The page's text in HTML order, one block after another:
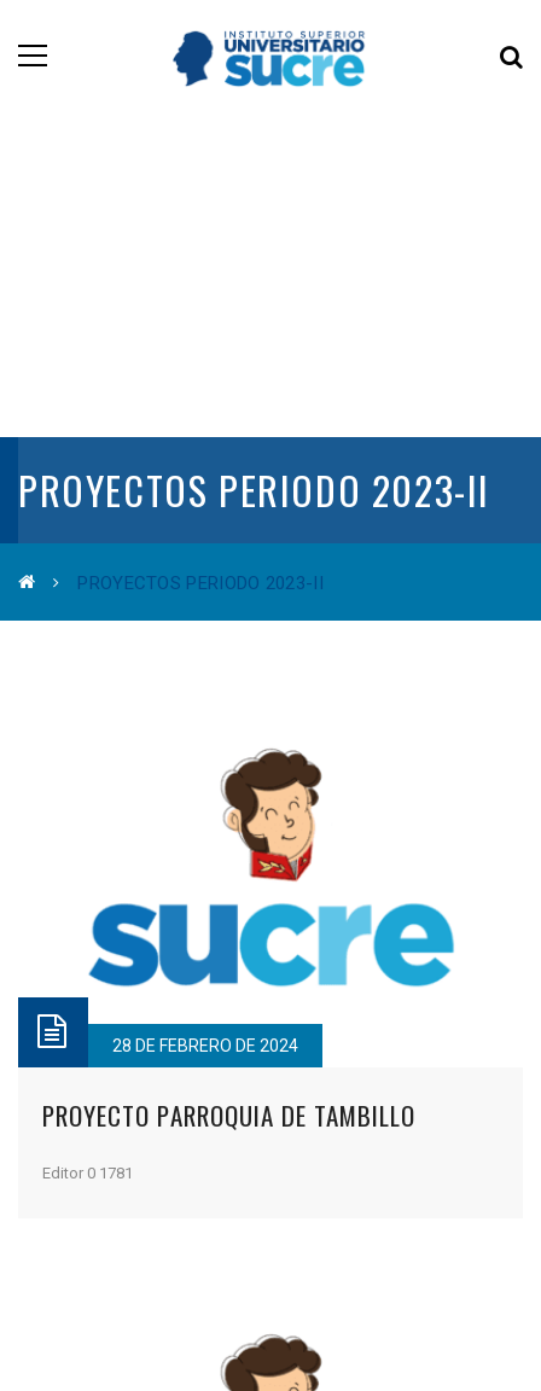
PROYECTOS PERIODO 2023-II
PROYECTOS PERIODO 2023-II
28 DE FEBRERO DE 2024
PROYECTO PARROQUIA DE TAMBILLO
Editor 0 1781